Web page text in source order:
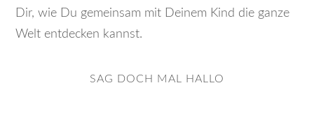
Dir, wie Du gemeinsam mit Deinem Kind die ganze
Welt entdecken kannst.
SAG DOCH MAL HALLO